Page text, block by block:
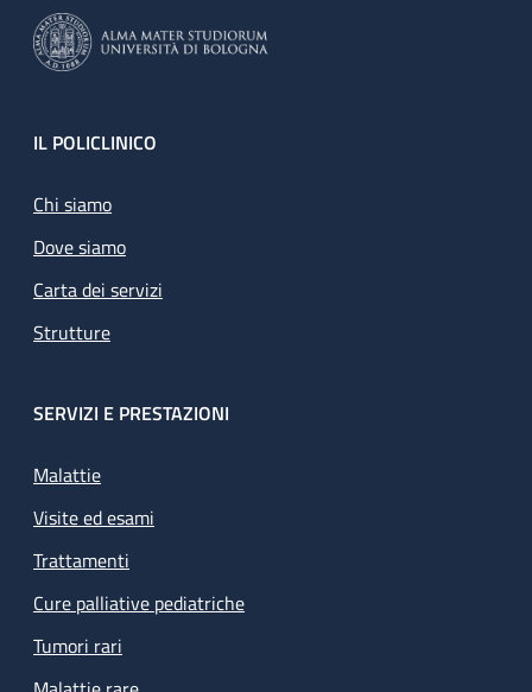
Footer
IL POLICLINICO
Chi siamo
Dove siamo
Carta dei servizi
Strutture
SERVIZI E PRESTAZIONI
Malattie
Visite ed esami
Trattamenti
Cure palliative pediatriche
Tumori rari